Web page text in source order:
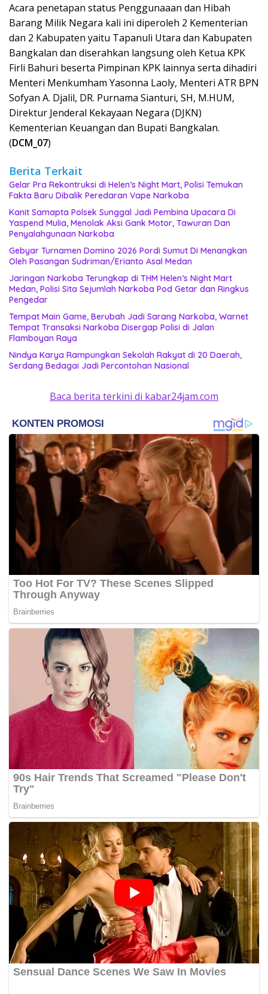
Acara penetapan status Penggunaaan dan Hibah
Barang Milik Negara kali ini diperoleh 2 Kementerian
dan 2 Kabupaten yaitu Tapanuli Utara dan Kabupaten
Bangkalan dan diserahkan langsung oleh Ketua KPK
Firli Bahuri beserta Pimpinan KPK lainnya serta dihadiri
Menteri Menkumham Yasonna Laoly, Menteri ATR BPN
Sofyan A. Djalil, DR. Purnama Sianturi, SH, M.HUM,
Direktur Jenderal Kekayaan Negara (DJKN)
Kementerian Keuangan dan Bupati Bangkalan.
(DCM_07)
Berita Terkait
Gelar Pra Rekontruksi di Helen’s Night Mart, Polisi Temukan
Fakta Baru Dibalik Peredaran Vape Narkoba
Kanit Samapta Polsek Sunggal Jadi Pembina Upacara Di
Yaspend Mulia, Menolak Aksi Gank Motor, Tawuran Dan
Penyalahgunaan Narkoba
Gebyar Turnamen Domino 2026 Pordi Sumut Di Menangkan
Oleh Pasangan Sudriman/Erianto Asal Medan
Jaringan Narkoba Terungkap di THM Helen’s Night Mart
Medan, Polisi Sita Sejumlah Narkoba Pod Getar dan Ringkus
Pengedar
Tempat Main Game, Berubah Jadi Sarang Narkoba, Warnet
Tempat Transaksi Narkoba Disergap Polisi di Jalan
Flamboyan Raya
Nindya Karya Rampungkan Sekolah Rakyat di 20 Daerah,
Serdang Bedagai Jadi Percontohan Nasional
Baca berita terkini di kabar24jam.com